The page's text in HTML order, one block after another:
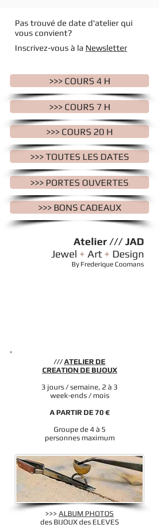
Pas trouvé de date d'atelier qui
vous convient?
Inscrivez-vous à la Newsletter
>>> COURS 4 H
>>> COURS 7 H
>>> COURS 20 H
>>> TOUTES LES DATES
>>> PORTES OUVERTES
>>> BONS CADEAUX
Atelier /// JAD
Jewel + Art + Design
By Frederique Coomans
///ATELIER DE
CREATION DE BIJOUX
3 jours / semaine, 2 à 3
week-ends / mois
A PARTIR DE 70 €
Groupe de 4 à 5
personnes maximum
>>> ALBUM PHOTOS
des BIJOUX des ELEVES